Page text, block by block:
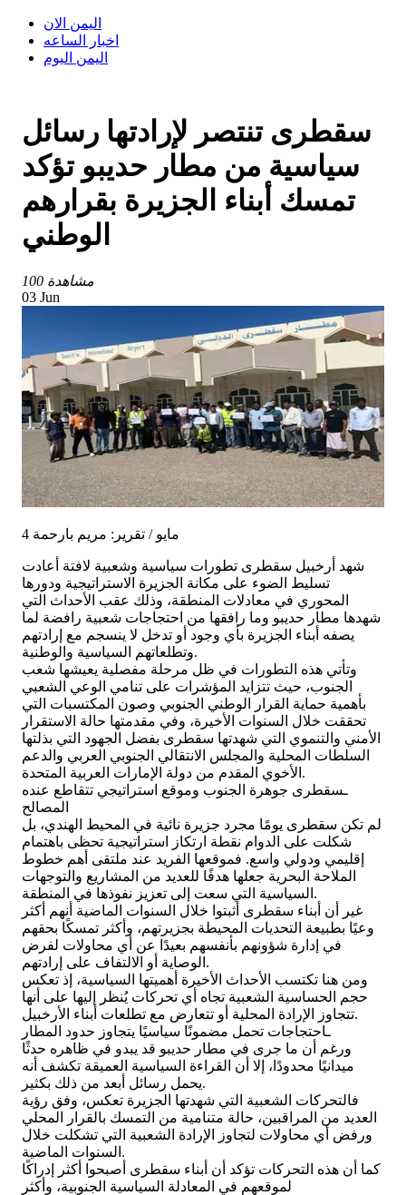
اليمن الان
اخبار الساعه
اليمن اليوم
سقطرى تنتصر لإرادتها رسائل
سياسية من مطار حديبو تؤكد
تمسك أبناء الجزيرة بقرارهم
الوطني
100 مشاهدة
03 Jun
4 مايو / تقرير: مريم بارحمة
شهد أرخبيل سقطرى تطورات سياسية وشعبية لافتة أعادت
تسليط الضوء على مكانة الجزيرة الاستراتيجية ودورها
المحوري في معادلات المنطقة، وذلك عقب الأحداث التي
شهدها مطار حديبو وما رافقها من احتجاجات شعبية رافضة لما
يصفه أبناء الجزيرة بأي وجود أو تدخل لا ينسجم مع إرادتهم
وتطلعاتهم السياسية والوطنية.
وتأتي هذه التطورات في ظل مرحلة مفصلية يعيشها شعب
الجنوب، حيث تتزايد المؤشرات على تنامي الوعي الشعبي
بأهمية حماية القرار الوطني الجنوبي وصون المكتسبات التي
تحققت خلال السنوات الأخيرة، وفي مقدمتها حالة الاستقرار
الأمني والتنموي التي شهدتها سقطرى بفضل الجهود التي بذلتها
السلطات المحلية والمجلس الانتقالي الجنوبي العربي والدعم
الأخوي المقدم من دولة الإمارات العربية المتحدة.
ـسقطرى جوهرة الجنوب وموقع استراتيجي تتقاطع عنده
المصالح
لم تكن سقطرى يومًا مجرد جزيرة نائية في المحيط الهندي، بل
شكلت على الدوام نقطة ارتكاز استراتيجية تحظى باهتمام
إقليمي ودولي واسع. فموقعها الفريد عند ملتقى أهم خطوط
الملاحة البحرية جعلها هدفًا للعديد من المشاريع والتوجهات
السياسية التي سعت إلى تعزيز نفوذها في المنطقة.
غير أن أبناء سقطرى أثبتوا خلال السنوات الماضية أنهم أكثر
وعيًا بطبيعة التحديات المحيطة بجزيرتهم، وأكثر تمسكًا بحقهم
في إدارة شؤونهم بأنفسهم بعيدًا عن أي محاولات لفرض
الوصاية أو الالتفاف على إرادتهم.
ومن هنا تكتسب الأحداث الأخيرة أهميتها السياسية، إذ تعكس
حجم الحساسية الشعبية تجاه أي تحركات يُنظر إليها على أنها
تتجاوز الإرادة المحلية أو تتعارض مع تطلعات أبناء الأرخبيل.
ـاحتجاجات تحمل مضمونًا سياسيًا يتجاوز حدود المطار
ورغم أن ما جرى في مطار حديبو قد يبدو في ظاهره حدثًا
ميدانيًا محدودًا، إلا أن القراءة السياسية العميقة تكشف أنه
يحمل رسائل أبعد من ذلك بكثير.
فالتحركات الشعبية التي شهدتها الجزيرة تعكس، وفق رؤية
العديد من المراقبين، حالة متنامية من التمسك بالقرار المحلي
ورفض أي محاولات لتجاوز الإرادة الشعبية التي تشكلت خلال
السنوات الماضية.
كما أن هذه التحركات تؤكد أن أبناء سقطرى أصبحوا أكثر إدراكًا
لموقعهم في المعادلة السياسية الجنوبية، وأكثر